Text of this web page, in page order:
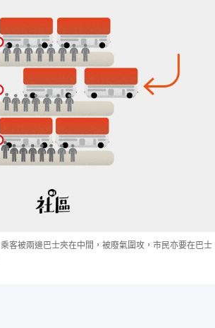
客被兩邊巴士夾在中間，被廢氣圍攻，市民亦要在巴士